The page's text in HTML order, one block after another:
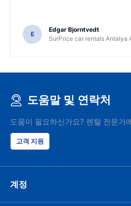
E
Edgar Bjorntvedt
SurPrice car rentals Antalya
도움말 및 연락처
도움이 필요하신가요? 렌탈 전문가
고객 지원
계정